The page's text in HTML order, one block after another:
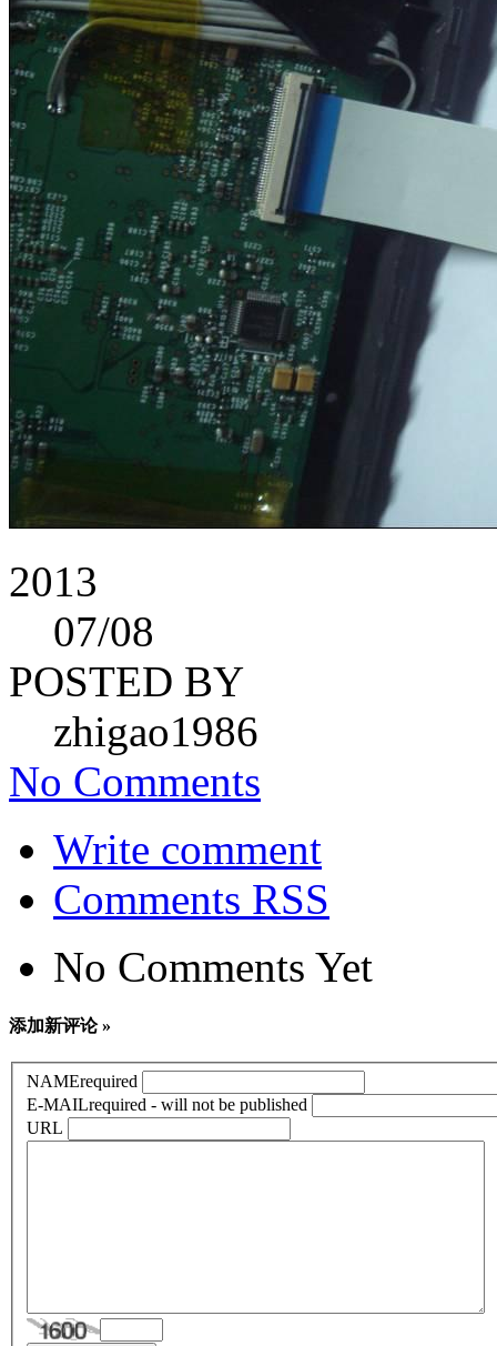
2013
07/08
POSTED BY
zhigao1986
No Comments
Write comment
Comments RSS
No Comments Yet
添加新评论 »
NAMErequired
E-MAILrequired - will not be published
URL